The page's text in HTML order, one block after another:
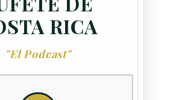
RICA
"El Podcast"